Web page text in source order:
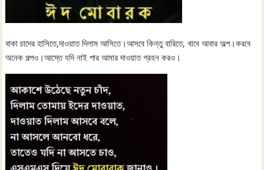
বাকা চাদের হাসিতে,দাওয়াত দিলাম আসিতে।আসবে কিন্তু বারিতে, খাবে আবার অল্প।করবে
অনেক গল্পও।আস্তে যদি নাই পার আমার দাওয়াত গ্রহন করও।